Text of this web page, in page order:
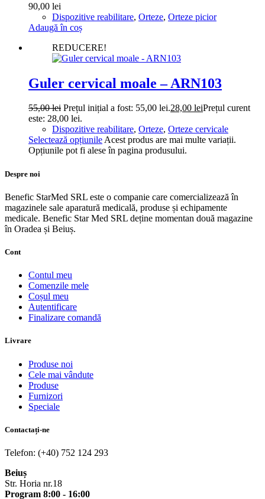
90,00 lei
Dispozitive reabilitare, Orteze, Orteze picior
Adaugă în coș
REDUCERE!
Guler cervical moale – ARN103
55,00lei Prețul inițial a fost: 55,00 lei.28,00 leiPrețul curent
este: 28,00 lei.
Dispozitive reabilitare, Orteze, Orteze cervicale
Selectează opțiunileAcest produs are mai multe variații.
Opțiunile pot fi alese în pagina produsului.
Despre noi
Benefic StarMed SRL este o companie care comercializează în
magazinele sale aparatură medicală, produse și echipamente
medicale. Benefic Star Med SRL deține momentan două magazine
în Oradea și Beiuș.
Cont
Contul meu
Comenzile mele
Coșul meu
Autentificare
Finalizare comandă
Livrare
Produse noi
Cele mai vândute
Produse
Furnizori
Speciale
Contactați-ne
Telefon: (+40) 752 124 293
Beiuș
Str. Horia nr.18
Program 8:00 - 16:00